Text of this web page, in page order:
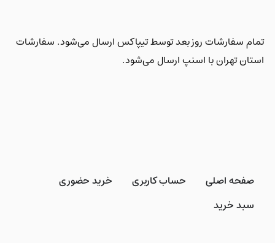
تمام سفارشات روز بعد توسط تیپاکس ارسال می‌شود. سفارشات
استان تهران با اسنپ ارسال می‌شود.
صفحه اصلی حساب کاربری
خرید حضوری
سبد خرید